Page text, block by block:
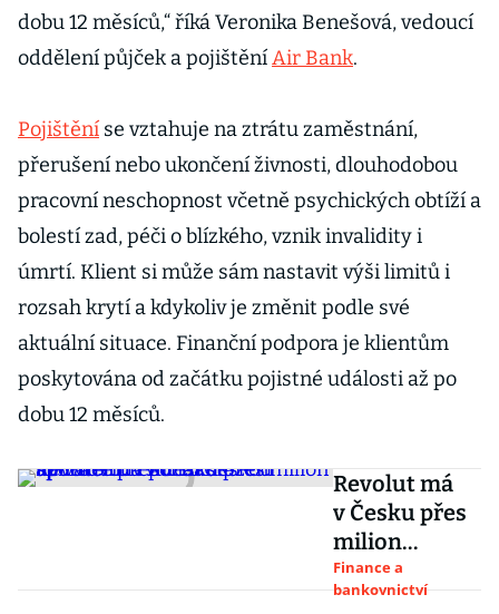
dobu 12 měsíců,“ říká Veronika Benešová, vedoucí
oddělení půjček a pojištěníAir Bank.
Pojištění se vztahuje na ztrátu zaměstnání,
přerušení nebo ukončení živnosti, dlouhodobou
pracovní neschopnost včetně psychických obtíží a
bolestí zad, péči o blízkého, vznik invalidity i
úmrtí. Klient si může sám nastavit výši limitů i
rozsah krytí a kdykoliv je změnit podle své
aktuální situace. Finanční podpora je klientům
poskytována od začátku pojistné události až po
dobu 12 měsíců.
Revolut má
v Česku přes
milion
uživatelů.
V počtu
Finance a
bankovnictví